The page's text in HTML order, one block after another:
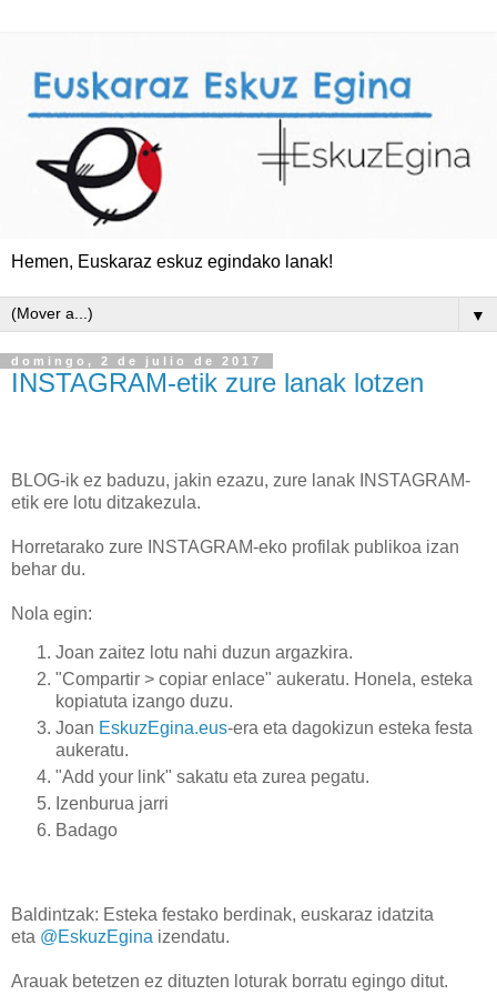
Hemen, Euskaraz eskuz egindako lanak!
▼
domingo, 2 de julio de 2017
INSTAGRAM-etik zure lanak lotzen
BLOG-ik ez baduzu, jakin ezazu, zure lanak INSTAGRAM-
etik ere lotu ditzakezula.
Horretarako zure INSTAGRAM-eko profilak publikoa izan
behar du.
Nola egin:
Joan zaitez lotu nahi duzun argazkira.
"Compartir > copiar enlace" aukeratu. Honela, esteka
kopiatuta izango duzu.
Joan EskuzEgina.eus-era eta dagokizun esteka festa
aukeratu.
"Add your link" sakatu eta zurea pegatu.
Izenburua jarri
Badago
Baldintzak: Esteka festako berdinak, euskaraz idatzita
eta @EskuzEgina izendatu.
Arauak betetzen ez dituzten loturak borratu egingo ditut.